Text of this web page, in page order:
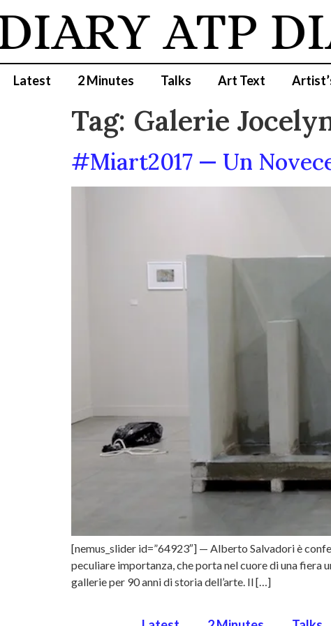
ATP
Latest 2 Minutes Talks Art Text
Tag: Galerie
#Miart2017 — Un
[nemus_slider id=”64923″] — Alberto Salvadori è
peculiare importanza, che porta nel cuore di una fiera
gallerie per 90 anni di storia dell’arte. Il […]